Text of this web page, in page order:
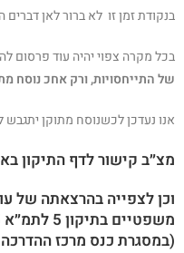
בנקודת זמן זו לא ברור לאן
בכל מקרה צפוי יהיה עוד פרסום
של התייחסויות, ורק אחכ נוסח
אנו נעדכן לכשנוסח מתוקן
מצ״בקישור לדף התיקון
וכן לצפייה בהרצאתה של
(במסגרת כנס מרכז